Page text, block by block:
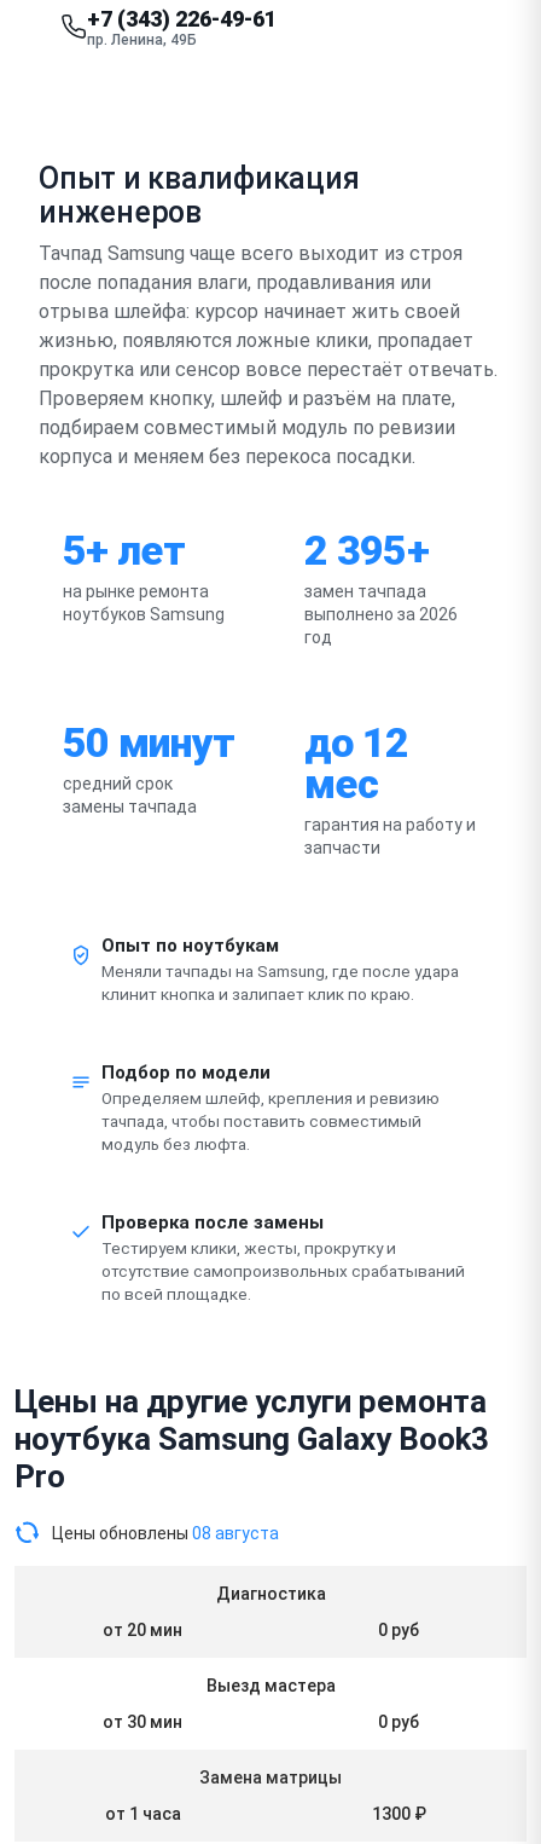
+7 (343) 226-49-61
пр. Ленина, 49Б
Опыт и квалификация
инженеров
Тачпад Samsung чаще всего выходит из строя
после попадания влаги, продавливания или
отрыва шлейфа: курсор начинает жить своей
жизнью, появляются ложные клики, пропадает
прокрутка или сенсор вовсе перестаёт отвечать.
Проверяем кнопку, шлейф и разъём на плате,
подбираем совместимый модуль по ревизии
корпуса и меняем без перекоса посадки.
5+ лет
на рынке ремонта
ноутбуков Samsung
2 395+
замен тачпада
выполнено за 2026
год
50 минут
средний срок
замены тачпада
до 12
мес
гарантия на работу и
запчасти
Опыт по ноутбукам
Меняли тачпады на Samsung, где после удара
клинит кнопка и залипает клик по краю.
Подбор по модели
Определяем шлейф, крепления и ревизию
тачпада, чтобы поставить совместимый
модуль без люфта.
Проверка после замены
Тестируем клики, жесты, прокрутку и
отсутствие самопроизвольных срабатываний
по всей площадке.
Цены на другие услуги ремонта
ноутбука Samsung Galaxy Book3
Pro
Цены обновлены 08 августа
Диагностика
от 20 мин
0 руб
Выезд мастера
от 30 мин
0 руб
Замена матрицы
от 1 часа
1300 ₽